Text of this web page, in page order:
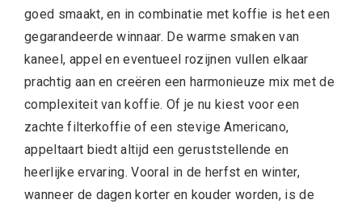
goed smaakt, en in combinatie met koffie is het een
gegarandeerde winnaar. De warme smaken van
kaneel, appel en eventueel rozijnen vullen elkaar
prachtig aan en creëren een harmonieuze mix met de
complexiteit van koffie. Of je nu kiest voor een
zachte filterkoffie of een stevige Americano,
appeltaart biedt altijd een geruststellende en
heerlijke ervaring. Vooral in de herfst en winter,
wanneer de dagen korter en kouder worden, is de